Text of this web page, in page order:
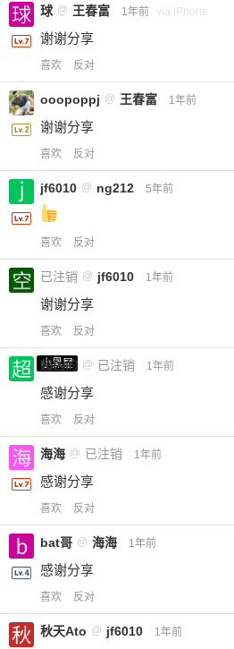
球 @ 王春富 1年前 via iPhone
谢谢分享
喜欢 反对
ooopoppj @ 王春富 1年前
谢谢分享
喜欢 反对
jf6010 @ ng212 5年前
喜欢 反对
已注销 @ jf6010 1年前
谢谢分享
喜欢 反对
小黑屋
超凶的 @ 已注销 1年前
感谢分享
喜欢 反对
海海 @ 已注销 1年前
感谢分享
喜欢 反对
bat哥 @ 海海 1年前
感谢分享
喜欢 反对
秋天Ato @ jf6010 1年前